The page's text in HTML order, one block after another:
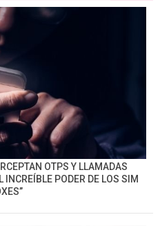
OTPS Y LLAMADAS
INCREÍBLE PODER DE LOS SIM